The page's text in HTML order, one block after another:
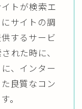
トが検索エ
サイトの調
するサービ
れた時に、
、インター
良質なコン
。